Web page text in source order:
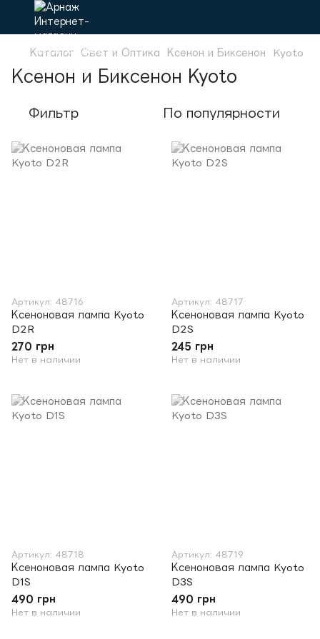
Каталог Свет и Оптика Ксенон и Биксенон Kyoto
Ксенон и Биксенон Kyoto
Фильтр По популярности
Артикул: 48716
Ксеноновая лампа Kyoto
D2R
270 грн
Нет в наличии
Артикул: 48717
Ксеноновая лампа Kyoto
D2S
245 грн
Нет в наличии
Артикул: 48718
Ксеноновая лампа Kyoto
D1S
490 грн
Нет в наличии
Артикул: 48719
Ксеноновая лампа Kyoto
D3S
490 грн
Нет в наличии